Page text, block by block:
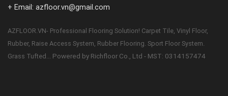
+ Email: azfloor.vn@gmail.com
AZFLOOR.VN- Professional Flooring Solution! Carpet Tile, Vinyl Floor,
Rubber, Raise Access System, Rubber Flooring. Sport Floor System.
Grass Tufted... Powered by Richfloor Co., Ltd - MST: 0314157474